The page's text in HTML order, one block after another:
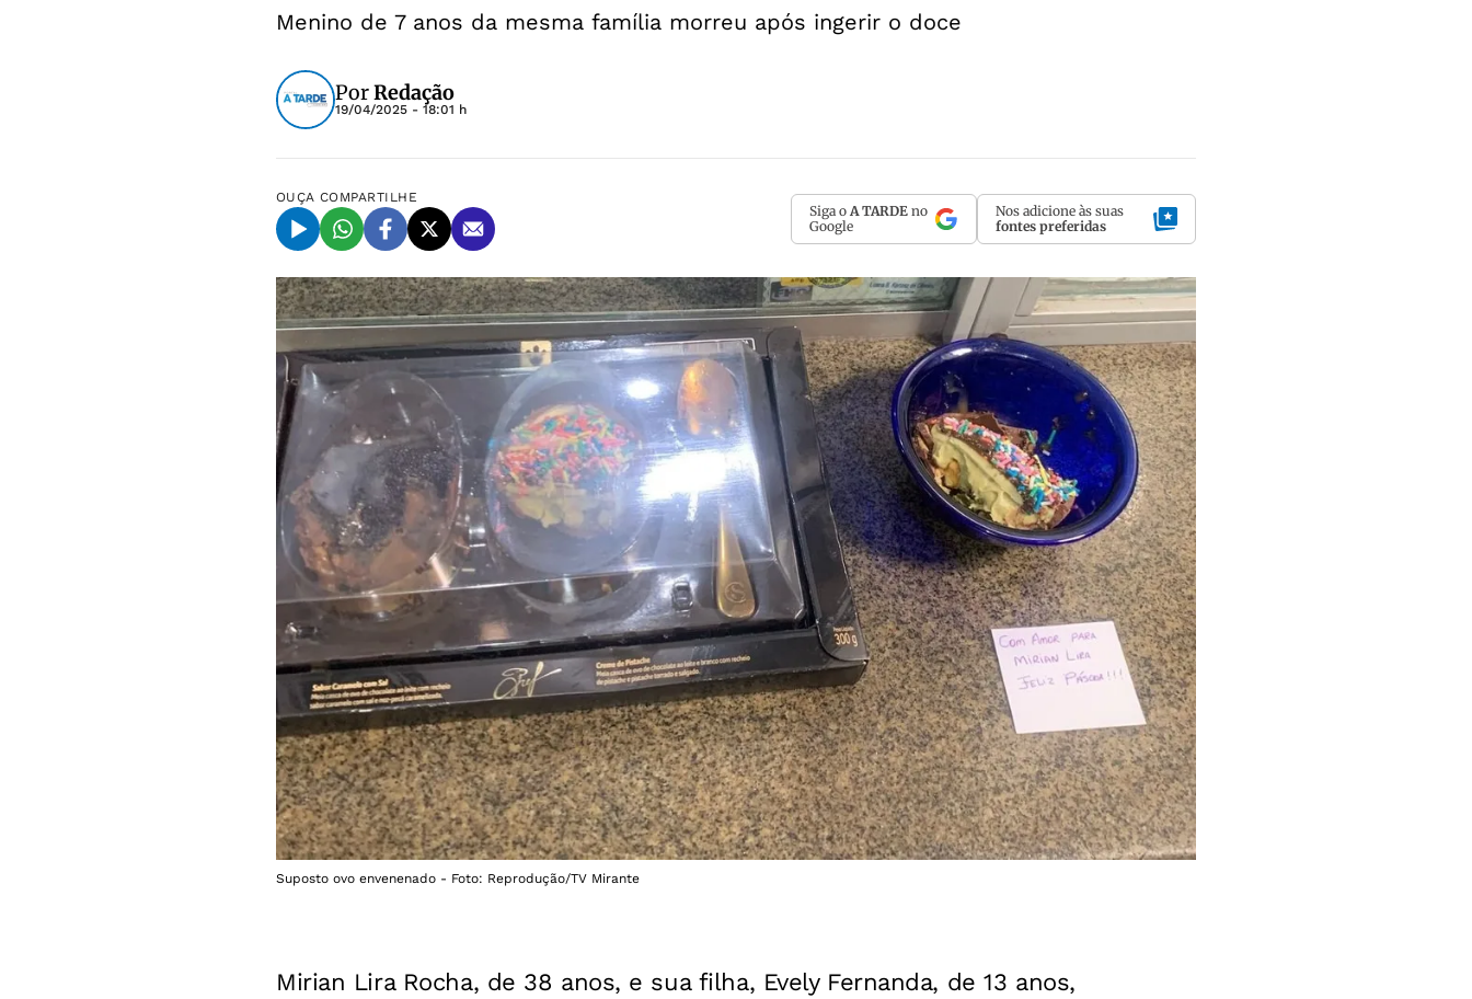
Menino de 7 anos da mesma família morreu após ingerir o doce
PorRedação
19/04/2025 - 18:01 h
OUÇA COMPARTILHE
Siga o A TARDE no
Google
Nos adicione às suas
fontes preferidas
Suposto ovo envenenado - Foto: Reprodução/TV Mirante
Mirian Lira Rocha, de 38 anos, e sua filha, Evely Fernanda, de 13 anos,